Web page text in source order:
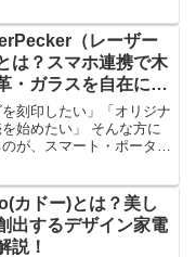
（レーザー
は？スマホ連携で木
・ガラスを自在に彫
きるポータブルレー
解説！
刻印したい」「オリジナ
始めたい」 そんな方に
が、スマート・ポータブ
カドー)とは？美し
出するデザイン家電
説！